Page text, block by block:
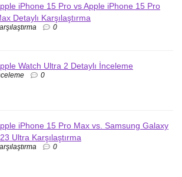
iPhone 15 Pro vs Apple iPhone 15 Pro
Detaylı Karşılaştırma
0
Watch Ultra 2 Detaylı İnceleme
0
iPhone 15 Pro Max vs. Samsung Galaxy
Ultra Karşılaştırma
0